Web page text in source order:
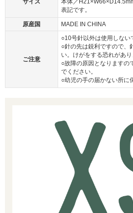
サイズ
本体／
表記です。
原産国 MADE IN CHINA
ご注意
○10号針以外は使用しない
○針の先は鋭利ですので、
い。けがをする恐れがあり
○故障の原因となりますの
でください。
○幼児の手の届かない所に